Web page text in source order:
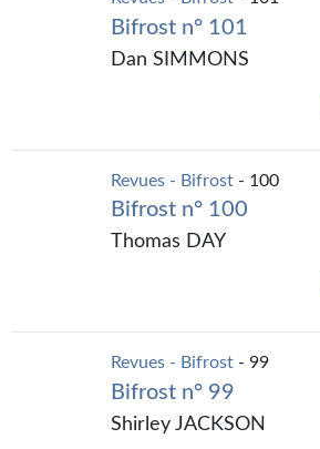
Bifrost n° 101
Dan SIMMONS
Revues - Bifrost - 100
Bifrost n° 100
Thomas DAY
Revues - Bifrost - 99
Bifrost n° 99
Shirley JACKSON